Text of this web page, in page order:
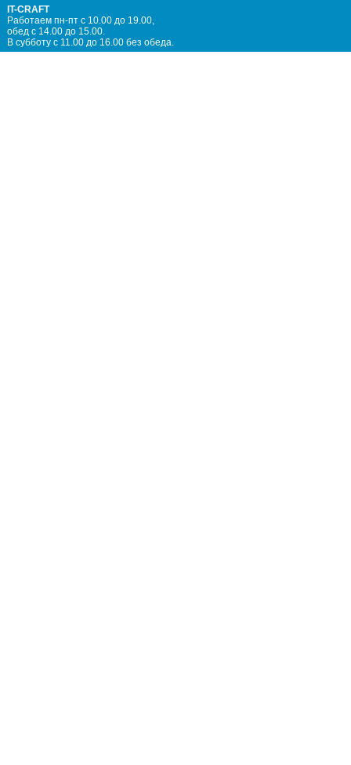
IT-CRAFT
Работаем пн-пт с 10.00 до 19.00,
обед с 14.00 до 15.00.
В субботу с 11.00 до 16.00 без обеда.